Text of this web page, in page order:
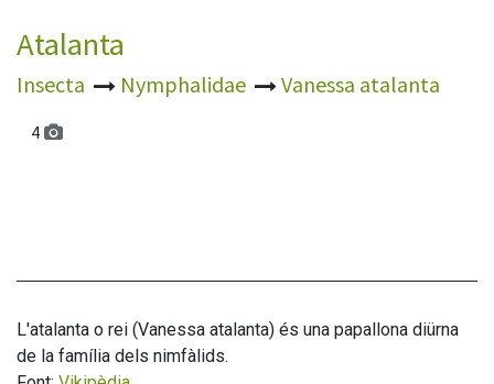
Atalanta
Insecta Nymphalidae Vanessa atalanta
4
L'atalanta o rei (Vanessa atalanta) és una papallona diürna
de la família dels nimfàlids.